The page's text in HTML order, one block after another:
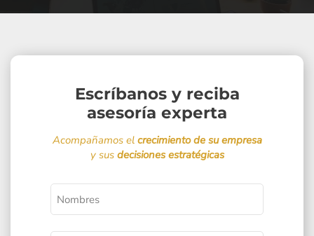
Escríbanos y reciba
asesoría experta
Acompañamos el crecimiento de su empresa
y sus decisiones estratégicas